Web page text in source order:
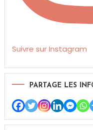
Suivre sur Instagram
PARTAGE LES